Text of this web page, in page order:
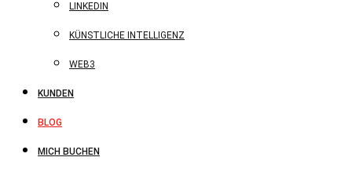
LINKEDIN
KÜNSTLICHE INTELLIGENZ
WEB3
KUNDEN
BLOG
MICH BUCHEN